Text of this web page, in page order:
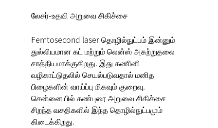
லேசர்-உதவி அறுவை சிகிச்சை
Femtosecond laser தொழில்நுட்பம் இன்னும்
துல்லியமான கட் மற்றும் லென்ஸ் அகற்றுதலை
சாத்தியமாக்குகிறது. இது கணினி
வழிகாட்டுதலில் செயல்படுவதால் மனித
பிழைகளின் வாய்ப்பு மிகவும் குறைவு.
சென்னையில் கண்புரை அறுவை சிகிச்சை
சிறந்த வசதிகளில் இந்த தொழில்நுட்பமும்
கிடைக்கிறது.